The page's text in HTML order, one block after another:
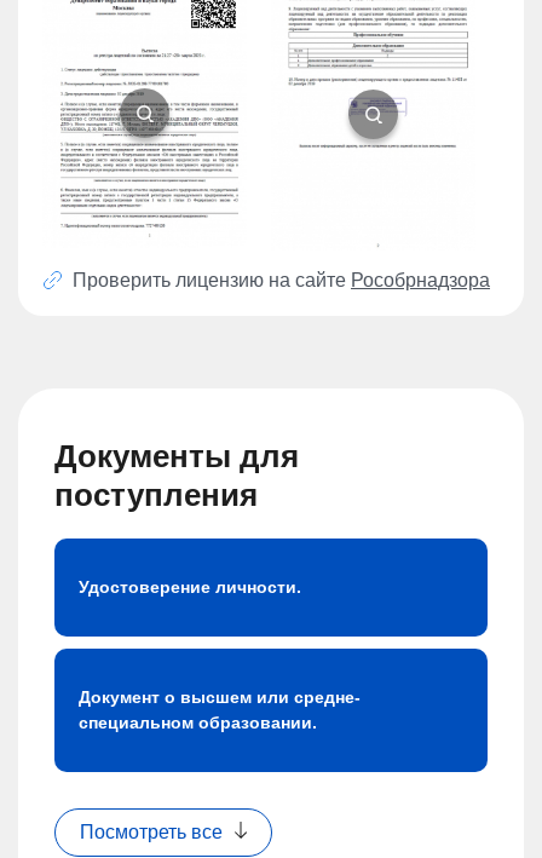
Проверить лицензию на сайте Рособрнадзора
Документы для
поступления
Удостоверение личности.
Документ о высшем или средне-
специальном образовании.
Посмотреть все